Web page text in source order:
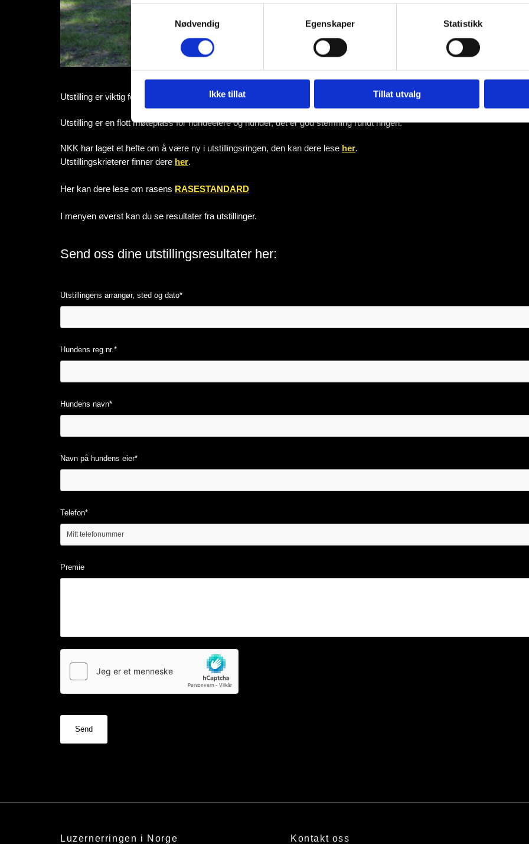
Samtykkevalg
Nødvendig
Egenskaper Statistikk
Ikke tillat Tillat utvalg
Utstilling er viktig for rasen både for avl og som et utstillingsvindu. Videre er det også et krav for hunder som det skal avles
Utstilling er en flott møteplass for hundeeiere og hunder, det er god stemning rundt ringen.
NKK har laget et hefte om å være ny i utstillingsringen, den kan dere lese her.
Utstillingskrieterer finner dere her.
Her kan dere lese om rasens RASESTANDARD
I menyen øverst kan du se resultater fra utstillinger.
Send oss dine utstillingsresultater her:
Utstillingens arrangør, sted og dato*
Hundens reg.nr.*
Hundens navn*
Navn på hundens eier*
Telefon*
Premie
Luzernerringen i Norge Kontakt oss